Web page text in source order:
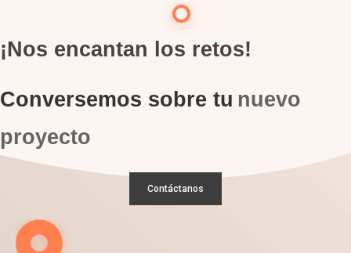
¡Nos encantan los retos!
Conversemos sobre tu nuevo
proyecto
Contáctanos